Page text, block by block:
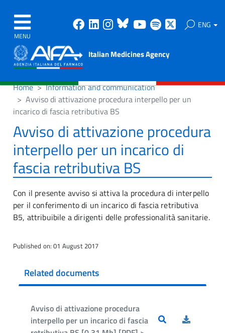
MENU
Facebook
Linkedin
Instagram
Bluesky
Youtube
Spotify ENG
Italian Medicines Agency
Home
Information and communication
Avviso di attivazione procedura interpello per un
incarico di fascia retributiva BS
Avviso di attivazione procedura
interpello per un incarico di
fascia retributiva BS
Con il presente avviso si attiva la procedura di interpello
per il conferimento di un incarico di fascia retributiva
B5, attribuibile a dirigenti delle professionalità sanitarie.
Published on: 01 August 2017
Related documents
Avviso di attivazione procedura
interpello per un incarico di fascia